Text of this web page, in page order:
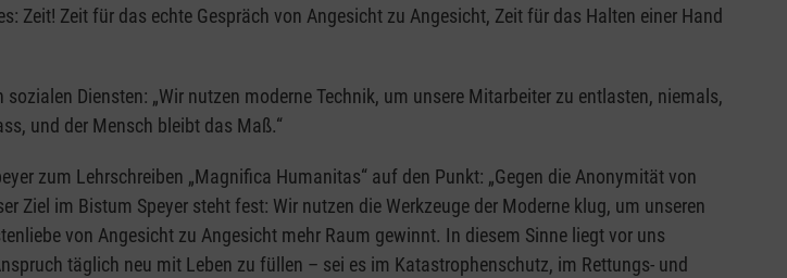
Zeit für das echte Gespräch von Angesicht zu Angesicht, Zeit für das Halten einer Hand
Diensten: „Wir nutzen moderne Technik, um unsere Mitarbeiter zu entlasten, niemals,
und der Mensch bleibt das Maß.“
zum Lehrschreiben „Magnifica Humanitas“ auf den Punkt: „Gegen die Anonymität von
Ziel im Bistum Speyer steht fest: Wir nutzen die Werkzeuge der Moderne klug, um unseren
von Angesicht zu Angesicht mehr Raum gewinnt. In diesem Sinne liegt vor uns
täglich neu mit Leben zu füllen – sei es im Katastrophenschutz, im Rettungs- und